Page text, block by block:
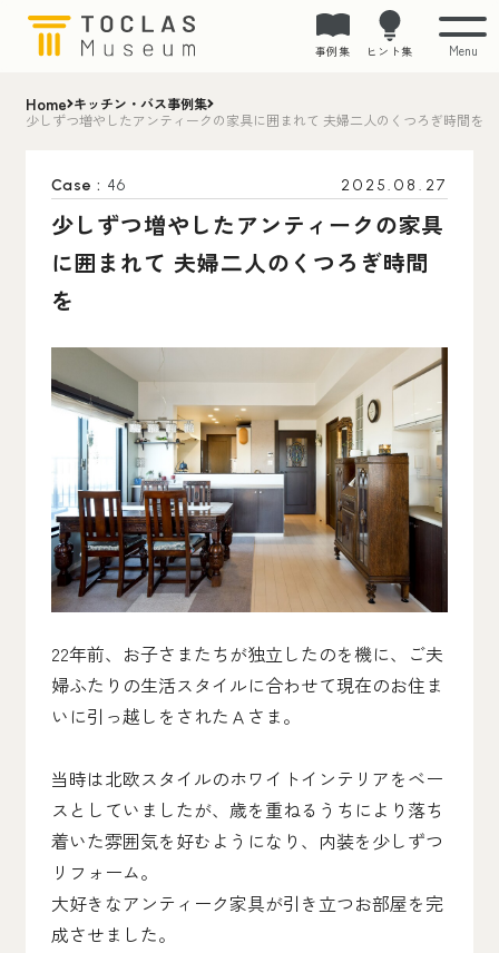
事例集 ヒント集 Menu
Home キッチン・バス事例集
少しずつ増やしたアンティークの家具に囲まれて 夫婦二人のくつろぎ時間を
Case : 46 2025.08.27
少しずつ増やしたアンティークの家具
に囲まれて 夫婦二人のくつろぎ時間
を
22年前、お子さまたちが独立したのを機に、ご夫
婦ふたりの生活スタイルに合わせて現在のお住ま
いに引っ越しをされたＡさま。
当時は北欧スタイルのホワイトインテリアをベー
スとしていましたが、歳を重ねるうちにより落ち
着いた雰囲気を好むようになり、内装を少しずつ
リフォーム。
大好きなアンティーク家具が引き立つお部屋を完
成させました。